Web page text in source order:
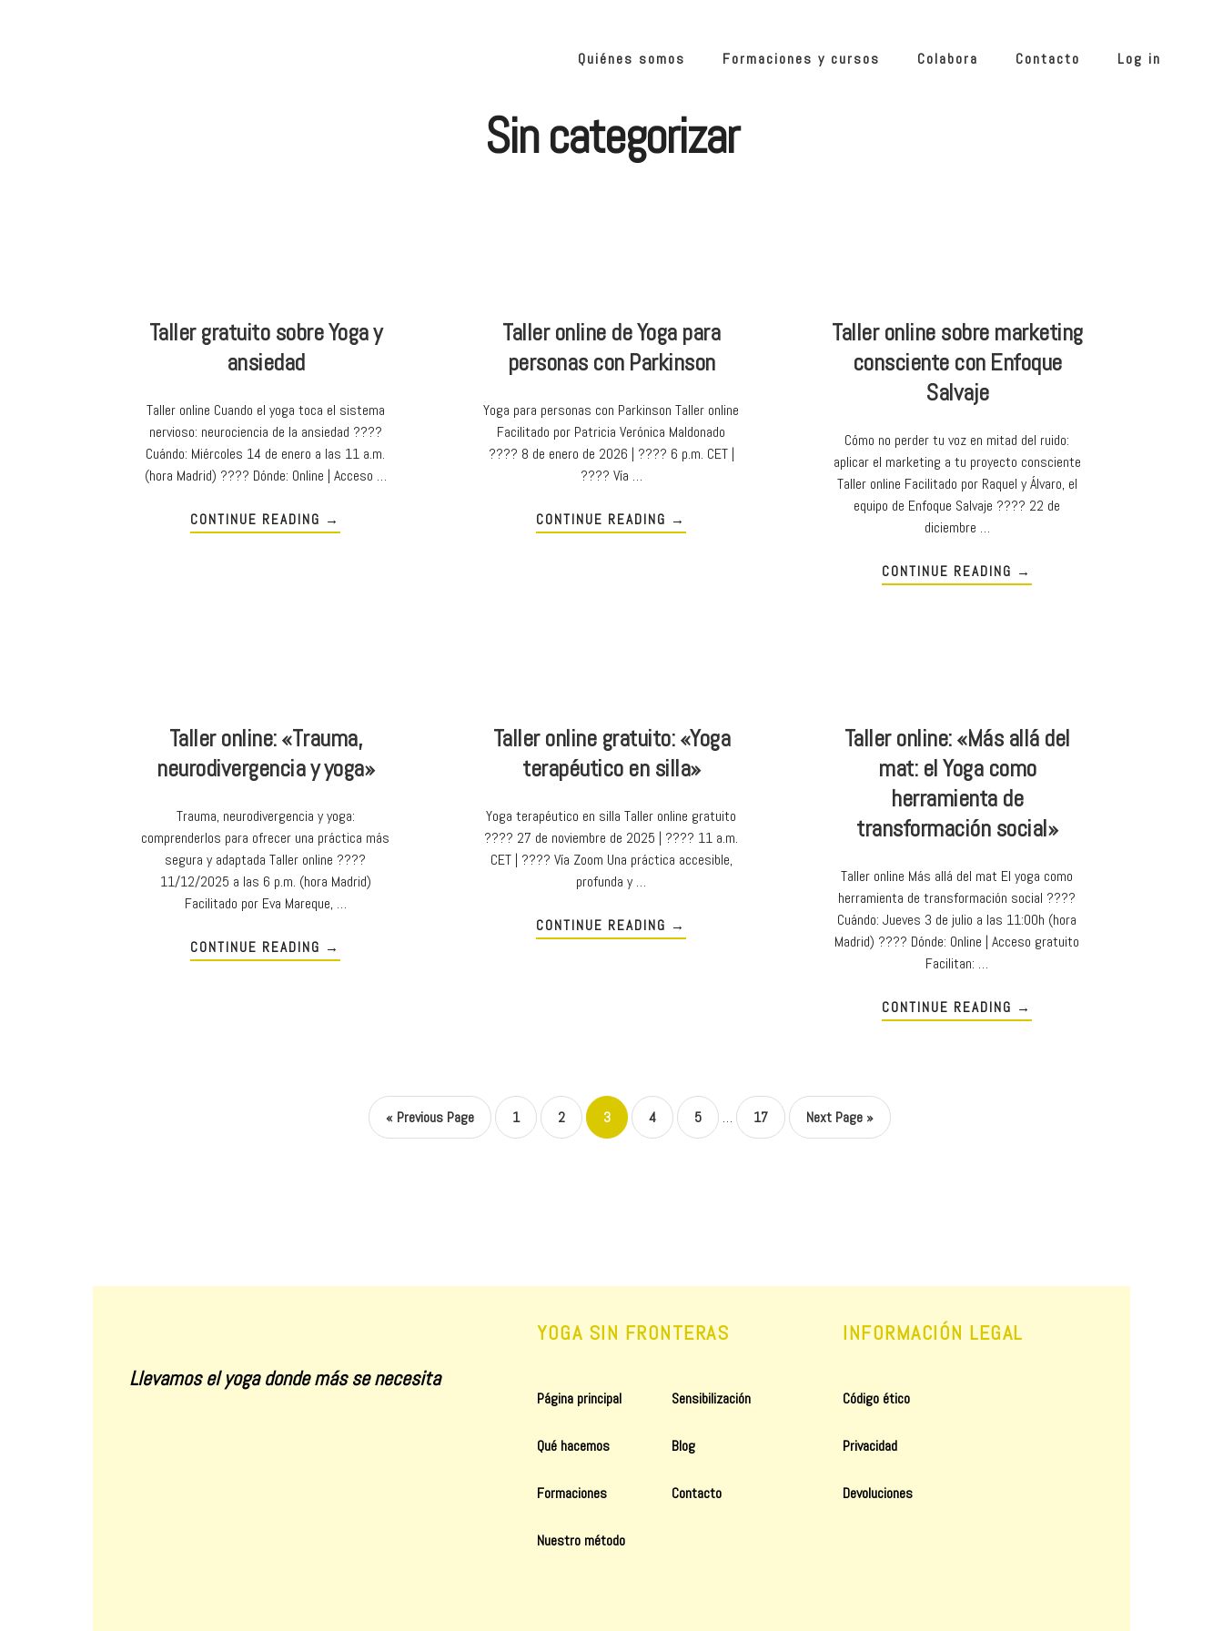
Quiénes somos Formaciones y cursos Colabora Contacto Log in
Sin categorizar
Taller gratuito sobre Yoga y
ansiedad
Taller online Cuando el yoga toca el sistema
nervioso: neurociencia de la ansiedad ????
Cuándo: Miércoles 14 de enero a las 11 a.m.
(hora Madrid) ???? Dónde: Online | Acceso …
CONTINUE READING →
Taller online de Yoga para
personas con Parkinson
Yoga para personas con Parkinson Taller online
Facilitado por Patricia Verónica Maldonado
???? 8 de enero de 2026 | ???? 6 p.m. CET |
???? Vía …
CONTINUE READING →
Taller online sobre marketing
consciente con Enfoque
Salvaje
Cómo no perder tu voz en mitad del ruido:
aplicar el marketing a tu proyecto consciente
Taller online Facilitado por Raquel y Álvaro, el
equipo de Enfoque Salvaje ???? 22 de
diciembre …
CONTINUE READING →
Taller online: «Trauma,
neurodivergencia y yoga»
Trauma, neurodivergencia y yoga:
comprenderlos para ofrecer una práctica más
segura y adaptada Taller online ????
11/12/2025 a las 6 p.m. (hora Madrid)
Facilitado por Eva Mareque, …
CONTINUE READING →
Taller online gratuito: «Yoga
terapéutico en silla»
Yoga terapéutico en silla Taller online gratuito
???? 27 de noviembre de 2025 | ???? 11 a.m.
CET | ???? Vía Zoom Una práctica accesible,
profunda y …
CONTINUE READING →
Taller online: «Más allá del
mat: el Yoga como
herramienta de
transformación social»
Taller online Más allá del mat El yoga como
herramienta de transformación social ????
Cuándo: Jueves 3 de julio a las 11:00h (hora
Madrid) ???? Dónde: Online | Acceso gratuito
Facilitan: …
CONTINUE READING →
« Previous Page 1 2 3 4 5 … 17 Next Page »
Llevamos el yoga donde más se necesita
YOGA SIN FRONTERAS
Página principal
Qué hacemos
Formaciones
Nuestro método
Sensibilización
Blog
Contacto
INFORMACIÓN LEGAL
Código ético
Privacidad
Devoluciones